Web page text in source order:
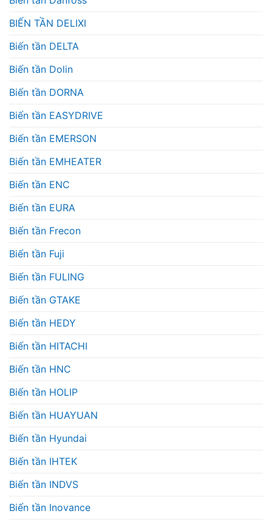
BIẾN TẦN DELIXI
Biến tần DELTA
Biến tần Dolin
Biến tần DORNA
Biến tần EASYDRIVE
Biến tần EMERSON
Biến tần EMHEATER
Biến tần ENC
Biến tần EURA
Biến tần Frecon
Biến tần Fuji
Biến tần FULING
Biến tần GTAKE
Biến tần HEDY
Biến tần HITACHI
Biến tần HNC
Biến tần HOLIP
Biến tần HUAYUAN
Biến tần Hyundai
Biến tần IHTEK
Biến tần INDVS
Biến tần Inovance